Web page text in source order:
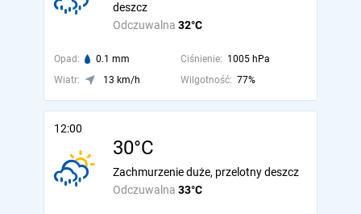
Odczuwalna 32°C
deszcz
Opad: 0.1 mm Ciśnienie: 1005 hPa
Wiatr:
13 km/h Wilgotność: 77%
12:00
30°C
Odczuwalna 33°C
Zachmurzenie duże, przelotny deszcz